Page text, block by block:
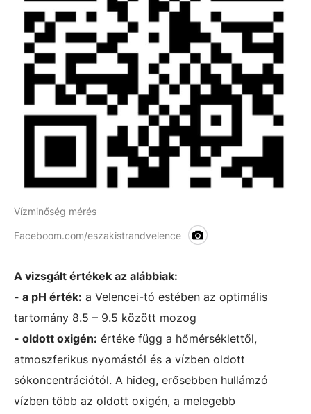
Vízminőség mérés
Faceboom.com/eszakistrandvelence
A vizsgált értékek az alábbiak:
- a pH érték: a Velencei-tó estében az optimális
tartomány 8.5 – 9.5 között mozog
- oldott oxigén: értéke függ a hőmérséklettől,
atmoszferikus nyomástól és a vízben oldott
sókoncentrációtól. A hideg, erősebben hullámzó
vízben több az oldott oxigén, a melegebb